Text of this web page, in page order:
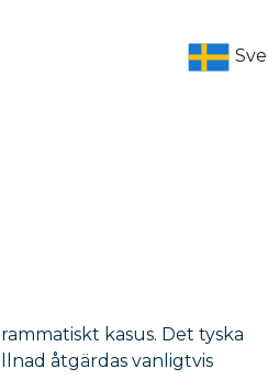
kasus. Det tyska
åtgärdas vanligtvis